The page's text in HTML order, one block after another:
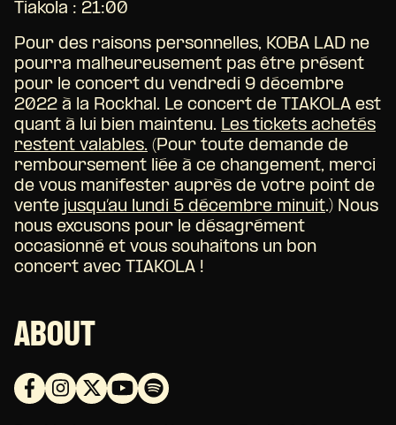
Tiakola : 21:00
Pour des raisons personnelles, KOBA LAD ne
pourra malheureusement pas être présent
pour le concert du vendredi 9 décembre
2022 à la Rockhal. Le concert de TIAKOLA est
quant à lui bien maintenu. Les tickets achetés
restent valables. (Pour toute demande de
remboursement liée à ce changement, merci
de vous manifester auprès de votre point de
vente jusqu’au lundi 5 décembre minuit.) Nous
nous excusons pour le désagrément
occasionné et vous souhaitons un bon
concert avec TIAKOLA !
ABOUT